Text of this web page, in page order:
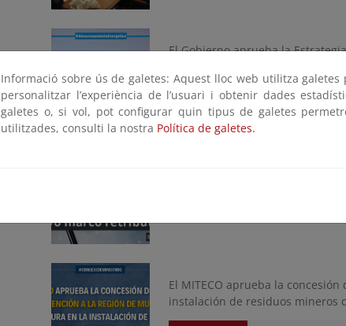
El Gobierno aprueba la
09/02/2021 1 foto
El Gobierno convoca la
El MITECO aprueba la
instalación de residuos mineros
Informació sobre ús de galetes: Aquest lloc web utilitza
personalitzar l’experiència de l’usuari i obtenir dades
galetes o, si vol, pot configurar quin tipus de galetes
utilitzades, consulti la nostra Política de galetes.